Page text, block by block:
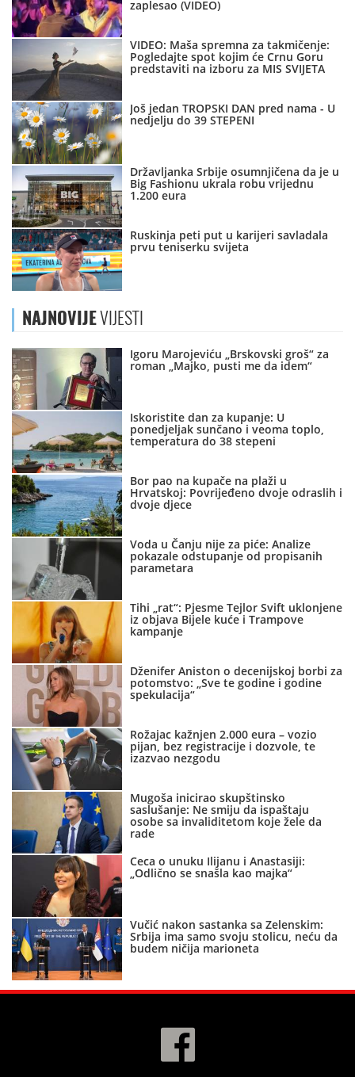
zaplesao (VIDEO)
VIDEO: Maša spremna za takmičenje:
Pogledajte spot kojim će Crnu Goru
predstaviti na izboru za MIS SVIJETA
Još jedan TROPSKI DAN pred nama - U
nedjelju do 39 STEPENI
Državljanka Srbije osumnjičena da je u
Big Fashionu ukrala robu vrijednu
1.200 eura
Ruskinja peti put u karijeri savladala
prvu teniserku svijeta
NAJNOVIJEVIJESTI
Igoru Marojeviću „Brskovski groš“ za
roman „Majko, pusti me da idem“
Iskoristite dan za kupanje: U
ponedjeljak sunčano i veoma toplo,
temperatura do 38 stepeni
Bor pao na kupače na plaži u
Hrvatskoj: Povrijeđeno dvoje odraslih i
dvoje djece
Voda u Čanju nije za piće: Analize
pokazale odstupanje od propisanih
parametara
Tihi „rat“: Pjesme Tejlor Svift uklonjene
iz objava Bijele kuće i Trampove
kampanje
Dženifer Aniston o decenijskoj borbi za
potomstvo: „Sve te godine i godine
spekulacija“
Rožajac kažnjen 2.000 eura – vozio
pijan, bez registracije i dozvole, te
izazvao nezgodu
Mugoša inicirao skupštinsko
saslušanje: Ne smiju da ispaštaju
osobe sa invaliditetom koje žele da
rade
Ceca o unuku Ilijanu i Anastasiji:
„Odlično se snašla kao majka“
Vučić nakon sastanka sa Zelenskim:
Srbija ima samo svoju stolicu, neću da
budem ničija marioneta